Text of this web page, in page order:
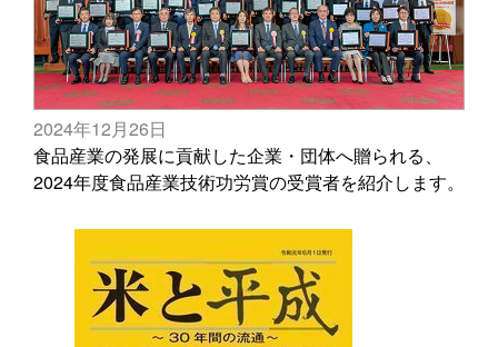
2024年12月26日
食品産業の発展に貢献した企業・団体へ贈られる、
2024年度食品産業技術功労賞の受賞者を紹介します。